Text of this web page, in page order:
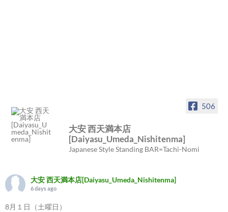
506
大安 西天満本店
[Daiyasu_Umeda_Nishitenma]
Japanese Style Standing BAR=Tachi-Nomi
大安 西天満本店[Daiyasu_Umeda_Nishitenma]
6 days ago
8月１日（土曜日）